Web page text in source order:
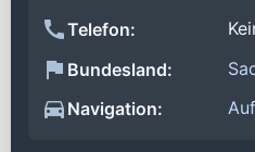
Telefon:
Bundesland:
Navigation: